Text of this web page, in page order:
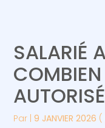
Gérer votre
Piloter votre
Développer votre
Suivre votre
Gérer vos
SALARIÉ
COMBIEN
Par |9 JANVIER 2026 (